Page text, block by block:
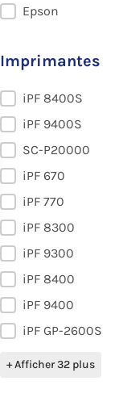
Epson
Imprimantes
Imprimantes
iPF 8400S
iPF 9400S
SC-P20000
iPF 670
iPF 770
iPF 8300
iPF 9300
iPF 8400
iPF 9400
iPF GP-2600S
+ Afficher 32 plus